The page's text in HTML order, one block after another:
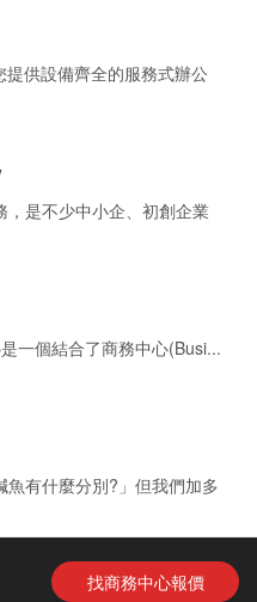
供設備齊全的服務式辦公
是不少中小企、初創企業
一個結合了商務中心(Busi...
有什麼分別?」但我們加多
找商務中心報價